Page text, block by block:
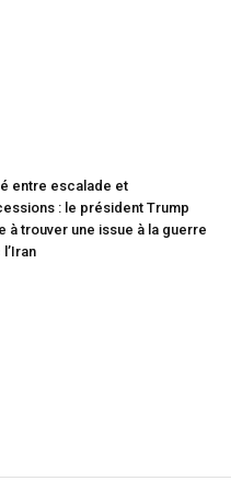
entre escalade et
: le président Trump
à trouver une issue à la guerre